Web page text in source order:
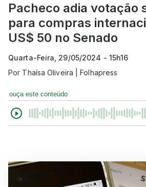
Pacheco adia votação
para compras
US$ 50 no Senado
Quarta-Feira, 29/05/2024 - 15h16
Por Thaísa Oliveira | Folhapress
ouça este conteúdo